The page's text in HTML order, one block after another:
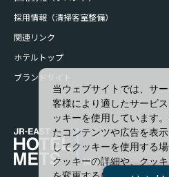
採用情報（清掃客室整備）
関連リンク
ホテルトップ
ブランドサイト
当ウェブサイトでは、サ
客様により適したサービ
ッキーを使用しています
たコンテンツや広告を表
してクッキーを使用する場
クッキーの詳細や、クッ